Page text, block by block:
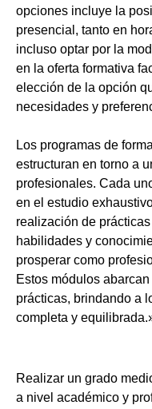
opciones incluye la
presencial, tanto en
incluso optar por la
en la oferta formativa
elección de la opción
necesidades y
Los programas de
estructuran en torno a
profesionales. Cada
en el estudio
realización de
habilidades y
prosperar como
Estos módulos
prácticas, brindando a
completa y
Realizar un grado
a nivel académico y